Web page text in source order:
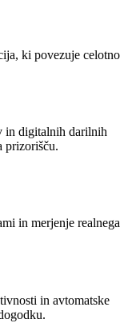
ki povezuje celotno
in digitalnih darilnih
prizorišču.
in merjenje realnega
in avtomatske